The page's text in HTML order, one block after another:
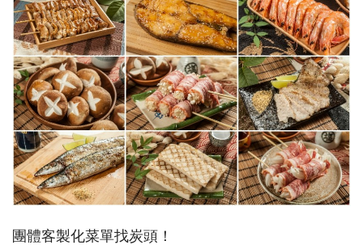
團體客製化菜單找炭頭！